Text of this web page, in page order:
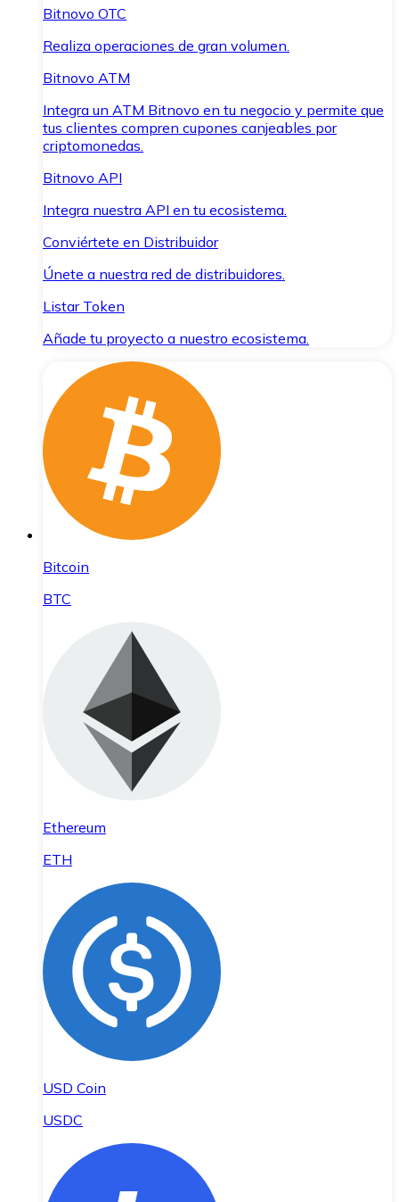
Bitnovo OTC
Realiza operaciones de gran volumen.
Bitnovo ATM
Integra un ATM Bitnovo en tu negocio y permite que
tus clientes compren cupones canjeables por
criptomonedas.
Bitnovo API
Integra nuestra API en tu ecosistema.
Conviértete en Distribuidor
Únete a nuestra red de distribuidores.
Listar Token
Añade tu proyecto a nuestro ecosistema.
Bitcoin
BTC
Ethereum
ETH
USD Coin
USDC